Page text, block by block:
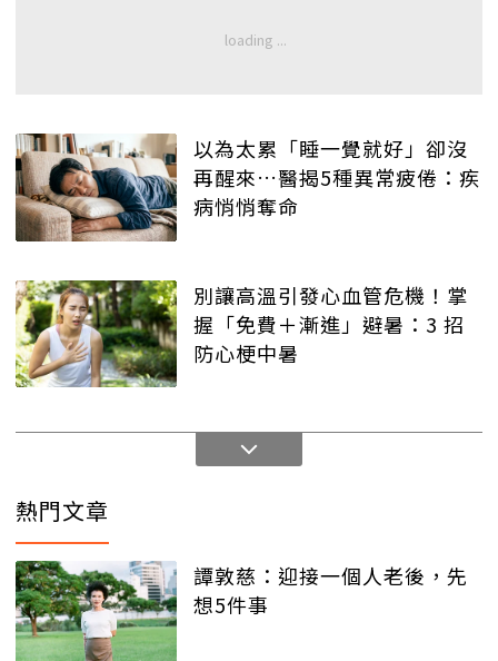
以為太累「睡一覺就好」卻沒
再醒來…醫揭5種異常疲倦：疾
病悄悄奪命
別讓高溫引發心血管危機！掌
握「免費＋漸進」避暑：3 招
防心梗中暑
熱門文章
譚敦慈：迎接一個人老後，先
想5件事